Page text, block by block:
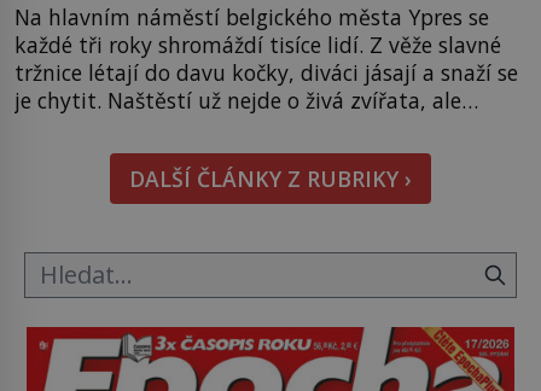
Na hlavním náměstí belgického města Ypres se
každé tři roky shromáždí tisíce lidí. Z věže slavné
tržnice létají do davu kočky, diváci jásají a snaží se
je chytit. Naštěstí už nejde o živá zvířata, ale
Tato veselá podívaná připomíná jeden z
nejpodivnějších a zároveň nejkrutějších zvyků […]
DALŠÍ ČLÁNKY Z RUBRIKY ›